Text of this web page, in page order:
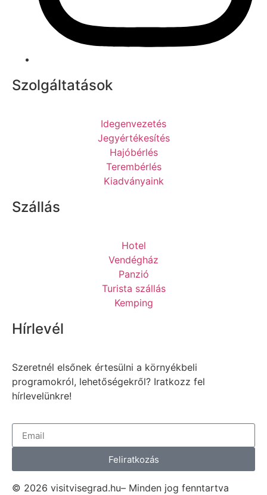
Szolgáltatások
Idegenvezetés
Jegyértékesítés
Hajóbérlés
Terembérlés
Kiadványaink
Szállás
Hotel
Vendégház
Panzió
Turista szállás
Kemping
Hírlevél
Szeretnél elsőnek értesülni a környékbeli
programokról, lehetőségekről? Iratkozz fel
hírlevelünkre!
Feliratkozás
© 2026 visitvisegrad.hu– Minden jog fenntartva